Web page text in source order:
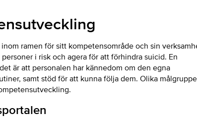
ramen för sitt kompetensområde och sin
i risk och agera för att förhindra suicid. En
är att personalen har kännedom om den egna
samt stöd för att kunna följa dem. Olika